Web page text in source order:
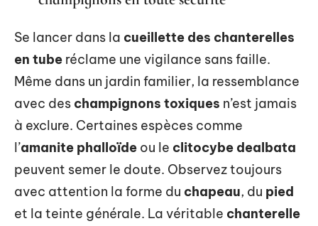
Se lancer dans la cueillette des chanterelles
en tube réclame une vigilance sans faille.
Même dans un jardin familier, la ressemblance
avec des champignons toxiques n’est jamais
à exclure. Certaines espèces comme
l’amanite phalloïde ou le clitocybe dealbata
peuvent semer le doute. Observez toujours
avec attention la forme du chapeau, du pied
et la teinte générale. La véritable chanterelle